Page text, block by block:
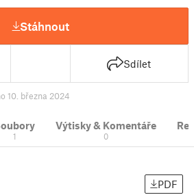
Stáhnout
Sdílet
10. března 2024
1
Výtisky & Komentáře
0
PDF